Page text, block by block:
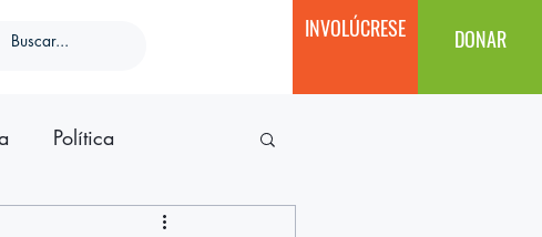
INVOLÚCRESE DONAR
Política